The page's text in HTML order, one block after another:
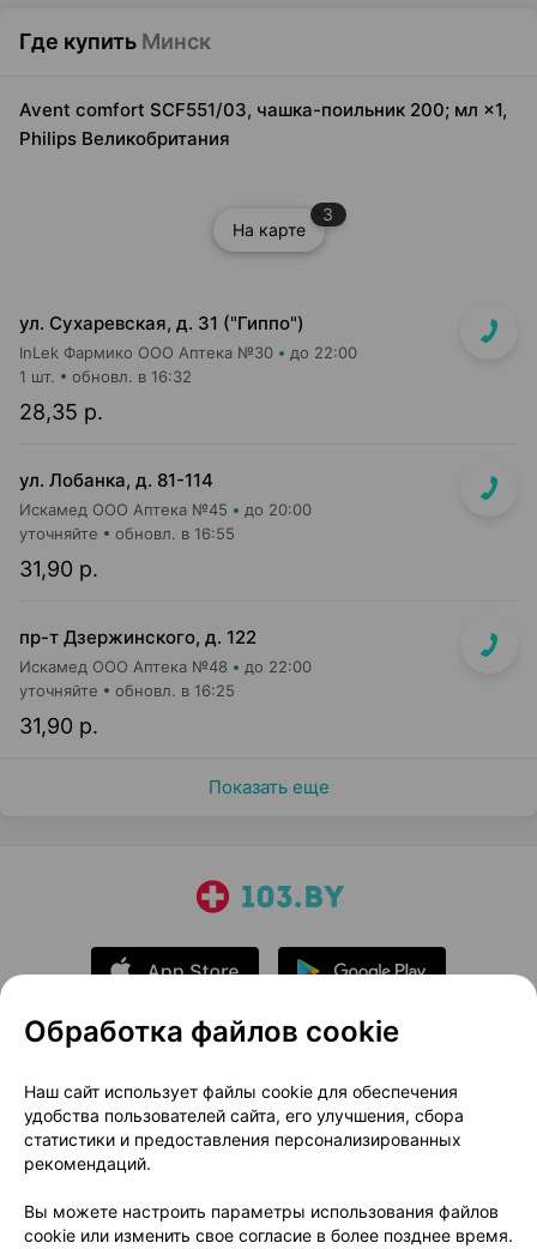
Где купить Минск
Avent comfort SCF551/03, чашка-поильник 200; мл ×1,
Philips Великобритания
На карте
3
ул. Сухаревская, д. 31 ("Гиппо")
InLek Фармико ООО Аптека №30 до 22:00
28,35 р.
1 шт. обновл. в 16:32
ул. Лобанка, д. 81-114
Искамед ООО Аптека №45 до 20:00
31,90 р.
уточняйте обновл. в 16:55
пр-т Дзержинского, д. 122
Искамед ООО Аптека №48 до 22:00
31,90 р.
уточняйте обновл. в 16:25
Показать еще
О проекте
Новости проекта
Размещение рекламы
Медицинский маркетинг
Публичный договор
Доставка
Способы оплаты
Вакансии
Партнеры
Обработка файлов cookie
Наш сайт использует файлы cookie для обеспечения
удобства пользователей сайта, его улучшения, сбора
статистики и предоставления персонализированных
рекомендаций.
Вы можете настроить параметры использования файлов
cookie или изменить свое согласие в более позднее время.